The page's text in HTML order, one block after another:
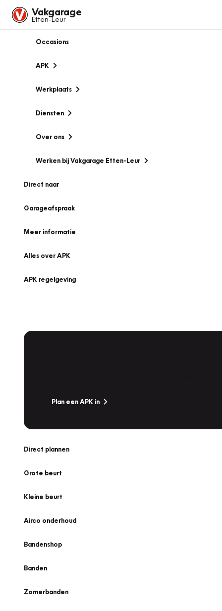
Vakgarage
Etten-Leur
Occasions
APK
Werkplaats
Diensten
Over ons
Werken bij Vakgarage Etten-Leur
Direct naar
Garageafspraak
Meer informatie
Alles over APK
APK regelgeving
Plan een APK in
Direct plannen
Grote beurt
Kleine beurt
Airco onderhoud
Bandenshop
Banden
Zomerbanden